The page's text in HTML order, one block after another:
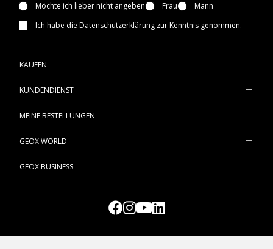
Möchte ich lieber nicht angeben Frau
Mann
Ich habe die Datenschutzerklärung zur Kenntnis genommen.
KAUFEN
KUNDENDIENST
MEINE BESTELLUNGEN
GEOX WORLD
GEOX BUSINESS